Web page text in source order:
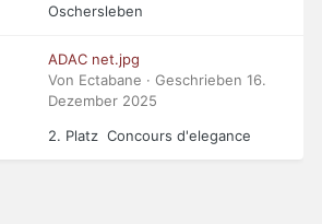
Oschersleben
ADAC net.jpg
Von Ectabane · Geschrieben 16.
Dezember 2025
2. Platz Concours d'elegance